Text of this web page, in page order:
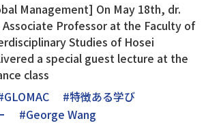
Management] On May 18th, dr.
Associate Professor at the Faculty of
Studies of Hosei
a special guest lecture at the
class
#特徴ある学び
#George Wang